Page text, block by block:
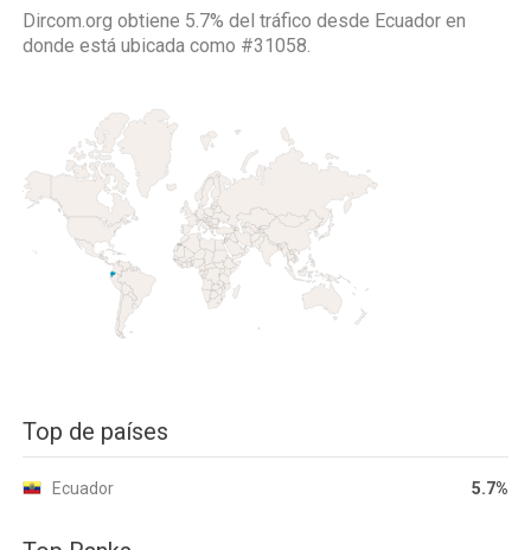
Dircom.org obtiene 5.7% del tráfico desde Ecuador en
donde está ubicada como #31058.
Top de países
Ecuador 5.7%